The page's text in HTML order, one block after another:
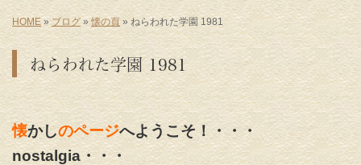
HOME »ブログ » 懐の頁 » ねらわれた学園 1981
ねらわれた学園 1981
懐かしのページへようこそ！・・・
nostalgia・・・